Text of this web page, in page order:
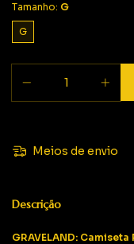
Tamanho: G
G
Meios de envio
Descrição
GRAVELAND: Camiseta